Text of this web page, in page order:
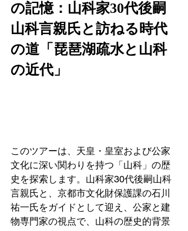
の記憶：山科家30代後嗣
山科言親氏と訪ねる時代
の道「琵琶湖疏水と山科
の近代」
このツアーは、天皇・皇室および公家
文化に深い関わりを持つ「山科」の歴
史を探索します。山科家30代後嗣山科
言親氏と、京都市文化財保護課の石川
祐一氏をガイドとして迎え、公家と建
物専門家の視点で、山科の歴史的背景